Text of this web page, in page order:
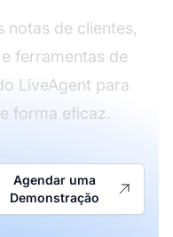
notas de clientes,
ferramentas de
LiveAgent para
forma eficaz.
Agendar uma
Demonstração